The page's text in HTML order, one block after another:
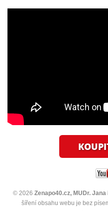
© 2026 Zenapo40.cz, MUDr.
šíření obsahu webu je bez